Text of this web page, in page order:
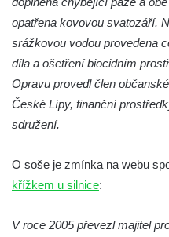
Socha Roháč v ZOO
Socha Mystik v ZOO
Socha Jana Valeria Jirsíka
Českých Budějovicích
kostela svatého Mikuláše
Budějovicích
kostela svaté Rodiny v
opatřena kovovou svatozáří.
srážkovou vodou provedena
díla a ošetření biocidním
Opravu provedl člen
České Lípy, finanční
sdružení.
O soše je zmínka na webu
křížkem u silnice:
V roce 2005 převezl majitel